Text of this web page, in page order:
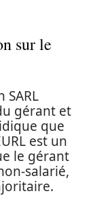
sur le
SARL
gérant et
que
est un
le gérant
salarié,